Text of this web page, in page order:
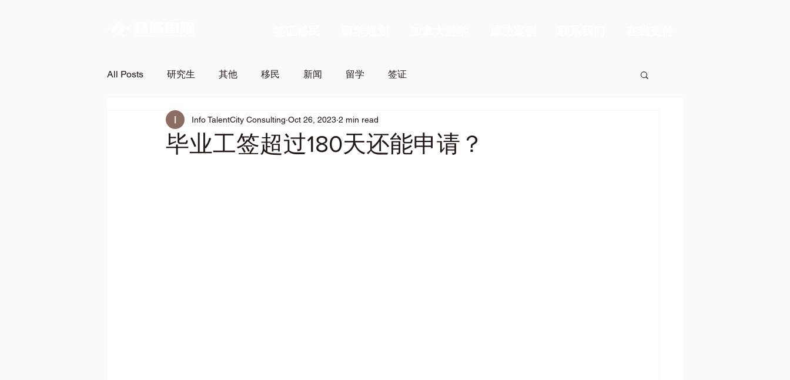
All Posts 研究生 其他 移民 新闻 留学 签证
毕业工签超过180天还能申请？
Info TalentCity Consulting Oct 26, 2023 2 min read